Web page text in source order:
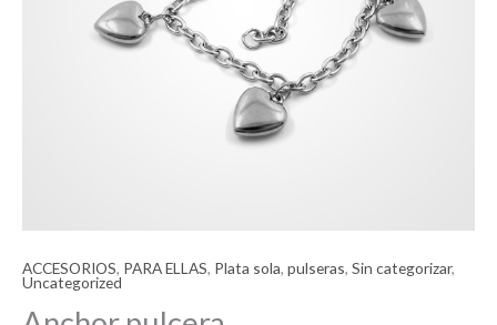
ACCESORIOS, PARA ELLAS, Plata sola, pulseras, Sin categorizar,
Uncategorized